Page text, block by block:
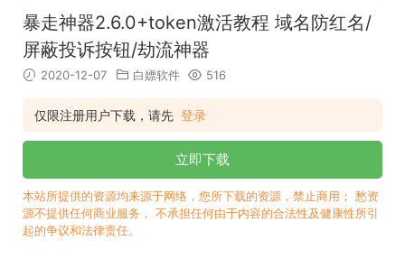
暴走神器2.6.0+token激活教程 域名防红名/
屏蔽投诉按钮/劫流神器
2020-12-07 白嫖软件 516
仅限注册用户下载，请先 登录
立即下载
本站所提供的资源均来源于网络，您所下载的资源，禁止商用； 愁资
源不提供任何商业服务， 不承担任何由于内容的合法性及健康性所引
起的争议和法律责任。